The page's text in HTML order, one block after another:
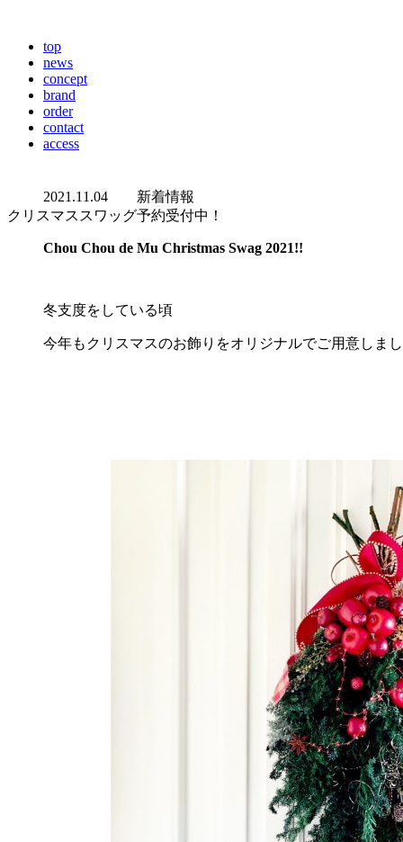
top
news
concept
brand
order
contact
access
2021.11.04 新着情報
クリスマススワッグ予約受付中！
Chou Chou de Mu Christmas Swag 2021!!
冬支度をしている頃
今年もクリスマスのお飾りをオリジナルでご用意しま